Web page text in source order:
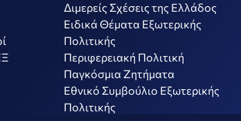
Διμερείς Σχέσεις της Ελλάδος
Ειδικά Θέματα Εξωτερικής
Πολιτικής
Περιφερειακή Πολιτική
Παγκόσμια Ζητήματα
Εθνικό Συμβούλιο Εξωτερικής
Πολιτικής